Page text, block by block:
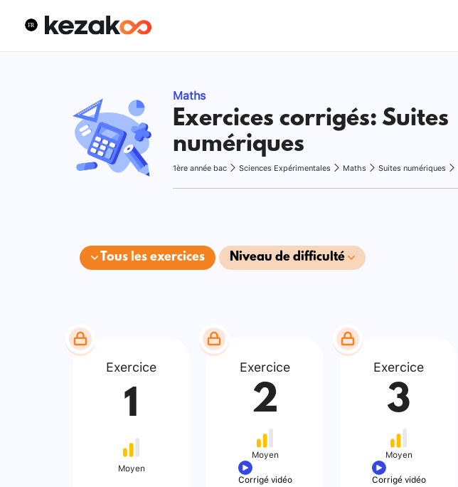
Maths
Exercices corrigés: Suites
numériques
1ère année bac Sciences Expérimentales Maths Suites numériques
Tous les exercices Niveau de difficulté
Exercice
1
Moyen
Exercice
2
Moyen
Corrigé vidéo
Exercice
3
Moyen
Corrigé vidéo